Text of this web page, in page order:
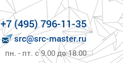
+7 (495) 796-11-35
src@src-master.ru
пн. - пт. с 9.00 до 18.00